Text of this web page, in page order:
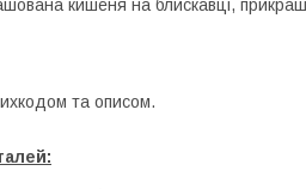
кишеня на блискавці,
та описом.